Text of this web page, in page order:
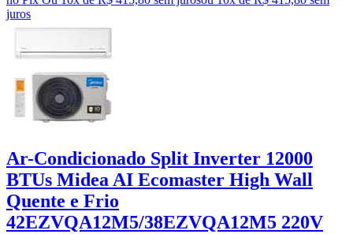
juros
Ar-Condicionado Split Inverter 12000
BTUs Midea AI Ecomaster High Wall
Quente e Frio
42EZVQA12M5/38EZVQA12M5 220V